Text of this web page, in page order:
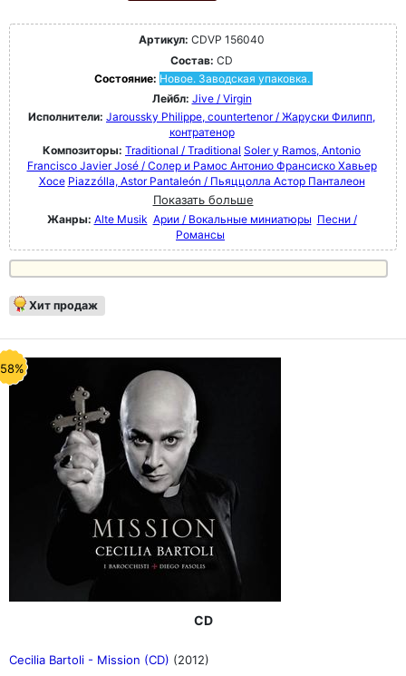
Артикул: CDVP 156040
Состав: CD
Состояние: Новое. Заводская упаковка.
Лейбл: Jive / Virgin
Исполнители: Jaroussky Philippe, countertenor / Жаруски Филипп,
контратенор
Композиторы: Traditional / Traditional Soler y Ramos, Antonio
Francisco Javier José / Солер и Рамос Антонио Франсиско Хавьер
Хосе Piazzólla, Astor Pantaleón / Пьяццолла Астор Панталеон
Показать больше
Жанры: Alte Musik Арии / Вокальные миниатюры Песни /
Романсы
Хит продаж
CD
Cecilia Bartoli - Mission (CD) (2012)